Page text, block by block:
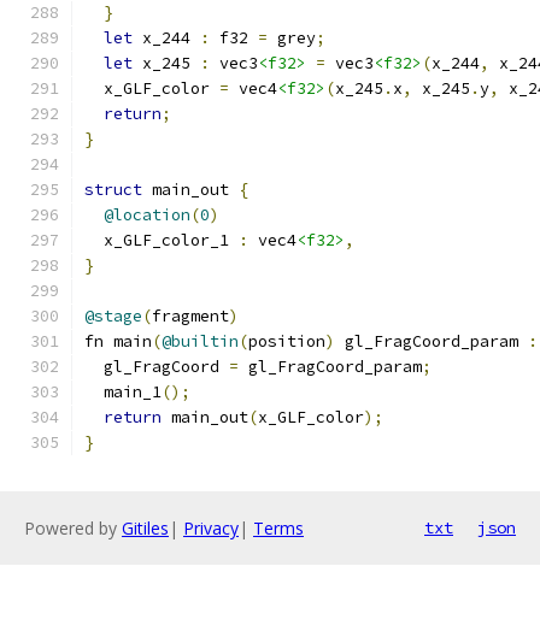
}
let x_244 : f32 = grey;
let x_245 : vec3<f32> = vec3<f32> (x_244,
  x_GLF_color
= vec4<f32> (x_245 . x, x_245 .y,
return;
}
struct main_out {
@location(0)
  x_GLF_color_1
: vec4<f32> ,
}
@stage(fragment)
fn main(@builtin(position) gl_FragCoord_param :
  gl_FragCoord
= gl_FragCoord_param;
  main_1
();
return main_out(x_GLF_color);
}
Powered by Gitiles | Privacy| Terms txt json